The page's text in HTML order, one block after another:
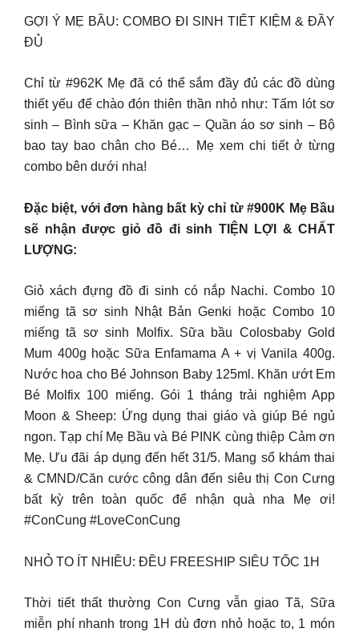
GỢI Ý MẸ BẦU: COMBO ĐI SINH TIẾT KIỆM & ĐẦY
ĐỦ
Chỉ từ #962K Mẹ đã có thể sắm đầy đủ các đồ dùng
thiết yếu để chào đón thiên thần nhỏ như: Tấm lót sơ
sinh – Bình sữa – Khăn gạc – Quần áo sơ sinh – Bộ
bao tay bao chân cho Bé… Mẹ xem chi tiết ở từng
combo bên dưới nha!
Đặc biệt, với đơn hàng bất kỳ chỉ từ #900K Mẹ Bầu
sẽ nhận được giỏ đồ đi sinh TIỆN LỢI & CHẤT
LƯỢNG:
Giỏ xách đựng đồ đi sinh có nắp Nachi. Combo 10
miếng tã sơ sinh Nhật Bản Genki hoặc Combo 10
miếng tã sơ sinh Molfix. Sữa bầu Colosbaby Gold
Mum 400g hoặc Sữa Enfamama A + vị Vanila 400g.
Nước hoa cho Bé Johnson Baby 125ml. Khăn ướt Em
Bé Molfix 100 miếng. Gói 1 tháng trải nghiệm App
Moon & Sheep: Ứng dụng thai giáo và giúp Bé ngủ
ngon. Tạp chí Mẹ Bầu và Bé PINK cùng thiệp Cảm ơn
Mẹ. Ưu đãi áp dụng đến hết 31/5. Mang sổ khám thai
& CMND/Căn cước công dân đến siêu thị Con Cưng
bất kỳ trên toàn quốc để nhận quà nha Mẹ ơi!
#ConCung #LoveConCung
NHỎ TO ÍT NHIỀU: ĐỀU FREESHIP SIÊU TỐC 1H
Thời tiết thất thường Con Cưng vẫn giao Tã, Sữa
miễn phí nhanh trong 1H dù đơn nhỏ hoặc to, 1 món